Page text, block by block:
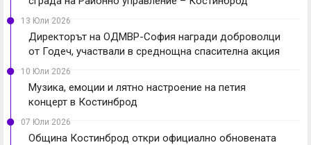
13 Юли 2026
Директорът на ОДМВР-София награди доброволци
от Годеч, участвали в среднощна спасителна акция
10 Юли 2026
Музика, емоции и лятно настроение на петия
концерт в Костинброд
07 Юли 2026
Община Костинброд откри официално обновената